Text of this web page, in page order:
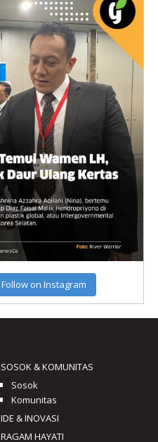
Follow on Instagram
SOSOK & KOMUNITAS
Sosok
Komunitas
IDE & INOVASI
RAGAM HAYATI